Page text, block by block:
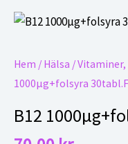
Hem / Hälsa /
1000µg+folsyra
B12